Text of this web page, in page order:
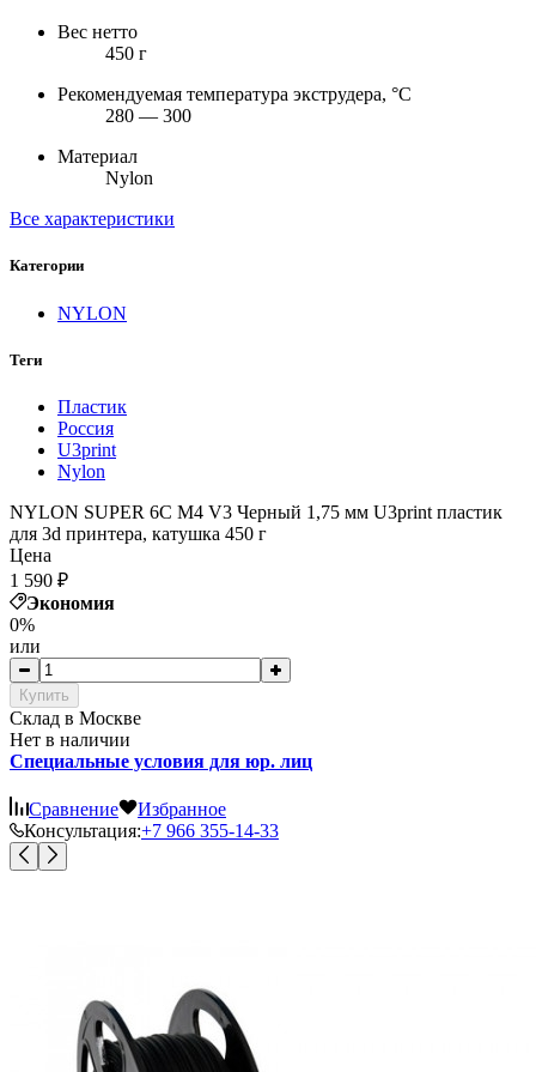
Вес нетто
450 г
Рекомендуемая температура экструдера, °С
280 — 300
Материал
Nylon
Все характеристики
Категории
NYLON
Теги
Пластик
Россия
U3print
Nylon
NYLON SUPER 6C M4 V3 Черный 1,75 мм U3print пластик
для 3d принтера, катушка 450 г
Цена
1 590 ₽
Экономия
0%
или
Купить
Cклад в Москве
Нет в наличии
Специальные условия для юр. лиц
Сравнение
Избранное
Консультация:+7 966 355-14-33